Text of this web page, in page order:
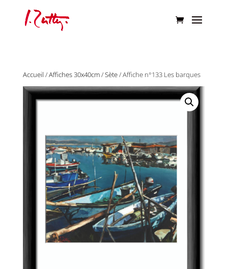
Accueil /Affiches 30x40cm/Sète/ Affiche n°133 Les barques